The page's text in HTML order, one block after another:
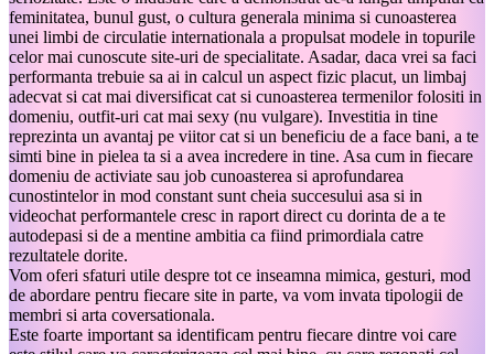
feminitatea, bunul gust, o cultura generala minima si cunoasterea
unei limbi de circulatie internationala a propulsat modele in topurile
celor mai cunoscute site-uri de specialitate. Asadar, daca vrei sa faci
performanta trebuie sa ai in calcul un aspect fizic placut, un limbaj
adecvat si cat mai diversificat cat si cunoasterea termenilor folositi in
domeniu, outfit-uri cat mai sexy (nu vulgare). Investitia in tine
reprezinta un avantaj pe viitor cat si un beneficiu de a face bani, a te
simti bine in pielea ta si a avea incredere in tine. Asa cum in fiecare
domeniu de activiate sau job cunoasterea si aprofundarea
cunostintelor in mod constant sunt cheia succesului asa si in
videochat performantele cresc in raport direct cu dorinta de a te
autodepasi si de a mentine ambitia ca fiind primordiala catre
rezultatele dorite.
Vom oferi sfaturi utile despre tot ce inseamna mimica, gesturi, mod
de abordare pentru fiecare site in parte, va vom invata tipologii de
membri si arta coversationala.
Este foarte important sa identificam pentru fiecare dintre voi care